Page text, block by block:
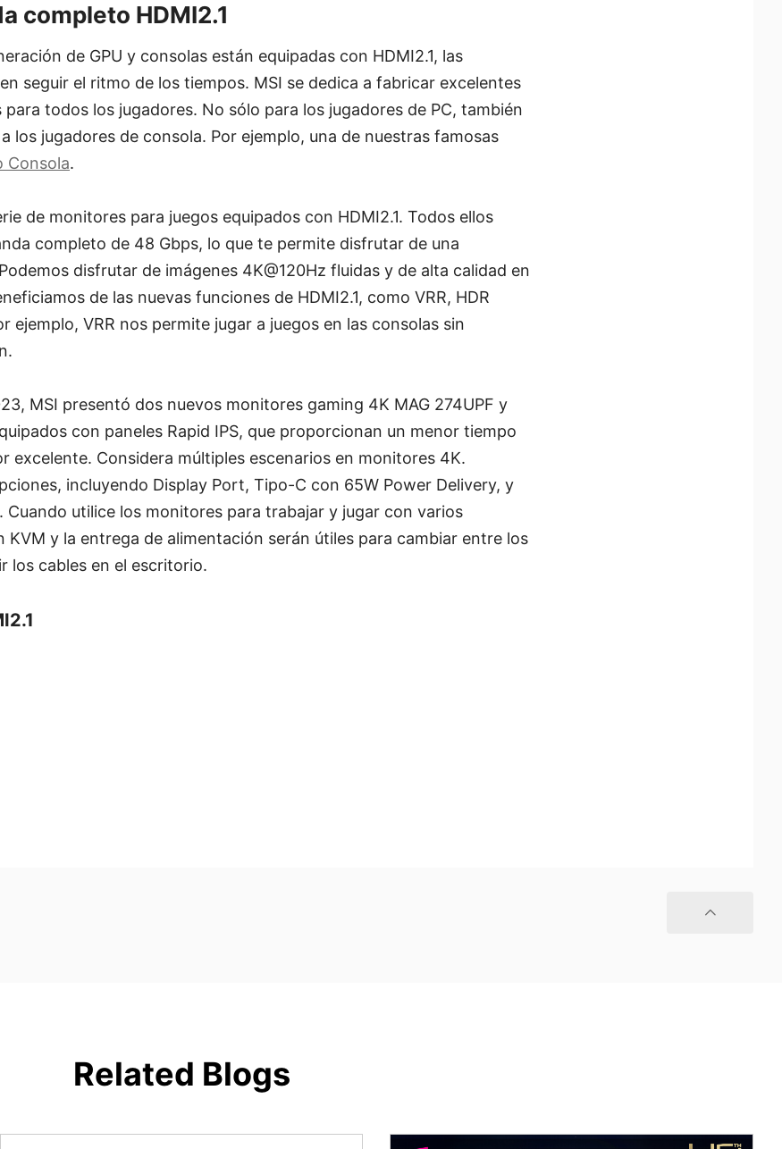
completo HDMI2.1
de GPU y consolas están equipadas con HDMI2.1, las
seguir el ritmo de los tiempos. MSI se dedica a fabricar excelentes
todos los jugadores. No sólo para los jugadores de PC, también
los jugadores de consola. Por ejemplo, una de nuestras famosas
Consola.
de monitores para juegos equipados con HDMI2.1. Todos ellos
completo de 48 Gbps, lo que te permite disfrutar de una
disfrutar de imágenes 4K@120Hz fluidas y de alta calidad en
de las nuevas funciones de HDMI2.1, como VRR, HDR
ejemplo, VRR nos permite jugar a juegos en las consolas sin
MSI presentó dos nuevos monitores gaming 4K MAG 274UPF y
con paneles Rapid IPS, que proporcionan un menor tiempo
excelente. Considera múltiples escenarios en monitores 4K.
incluyendo Display Port, Tipo-C con 65W Power Delivery, y
Cuando utilice los monitores para trabajar y jugar con varios
KVM y la entrega de alimentación serán útiles para cambiar entre los
los cables en el escritorio.
Related Blogs